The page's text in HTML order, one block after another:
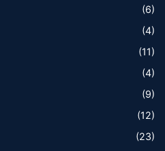
(6)
(4)
(11)
(4)
(9)
(12)
(23)